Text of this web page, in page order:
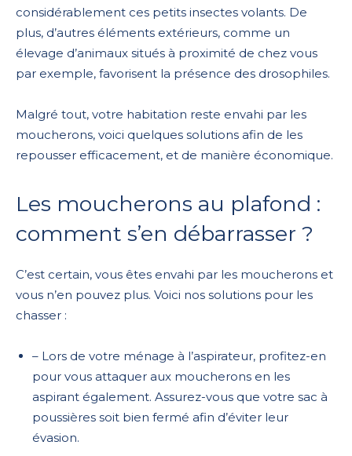
considérablement ces petits insectes volants. De
plus, d’autres éléments extérieurs, comme un
élevage d’animaux situés à proximité de chez vous
par exemple, favorisent la présence des drosophiles.
Malgré tout, votre habitation reste envahi par les
moucherons, voici quelques solutions afin de les
repousser efficacement, et de manière économique.
Les moucherons au plafond :
comment s’en débarrasser ?
C’est certain, vous êtes envahi par les moucherons et
vous n’en pouvez plus. Voici nos solutions pour les
chasser :
– Lors de votre ménage à l’aspirateur, profitez-en
pour vous attaquer aux moucherons en les
aspirant également. Assurez-vous que votre sac à
poussières soit bien fermé afin d’éviter leur
évasion.